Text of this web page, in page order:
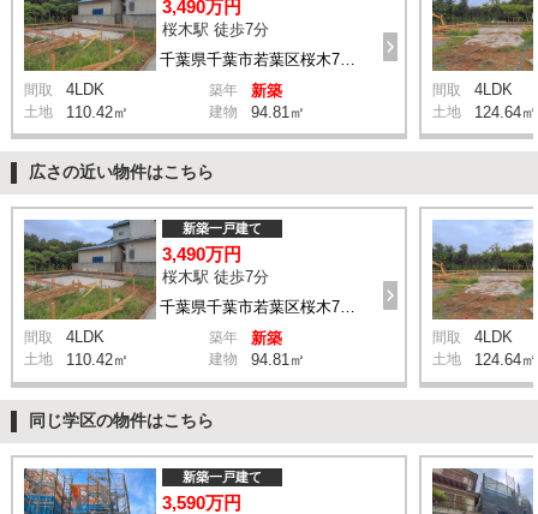
3,490万円
桜木駅 徒歩7分
間取 4LDK 築年 新築
土地 110.42㎡ 建物 94.81㎡
間取 4LDK
土地 124.64㎡
広さの近い物件はこちら
千葉県千葉市若葉区桜木7丁目
新築一戸建て
3,490万円
桜木駅 徒歩7分
間取 4LDK 築年 新築
土地 110.42㎡ 建物 94.81㎡
間取 4LDK
土地 124.64㎡
同じ学区の物件はこちら
新築一戸建て
3,590万円